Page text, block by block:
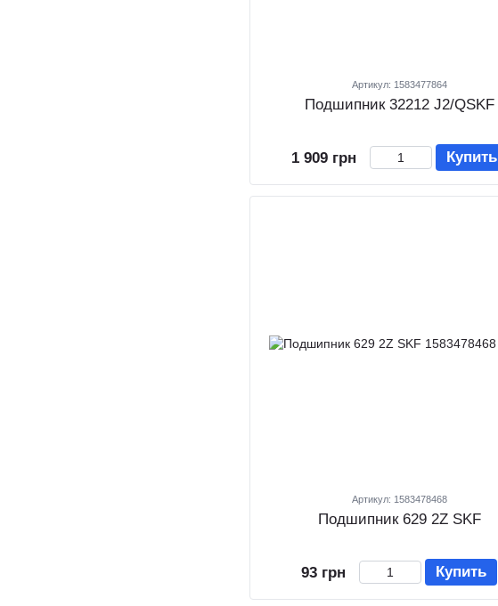
Артикул: 1583477864
Подшипник 32212 J2/QSKF
1 909 грн Купить
Артикул: 1583478468
Подшипник 629 2Z SKF
93 грн Купить